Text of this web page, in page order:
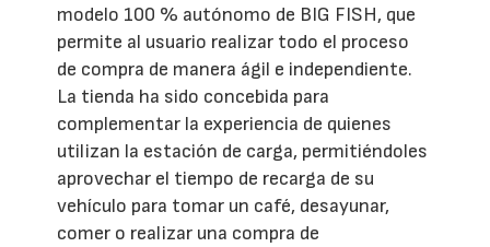
modelo 100 % autónomo de BIG FISH, que
permite al usuario realizar todo el proceso
de compra de manera ágil e independiente.
La tienda ha sido concebida para
complementar la experiencia de quienes
utilizan la estación de carga, permitiéndoles
aprovechar el tiempo de recarga de su
vehículo para tomar un café, desayunar,
comer o realizar una compra de